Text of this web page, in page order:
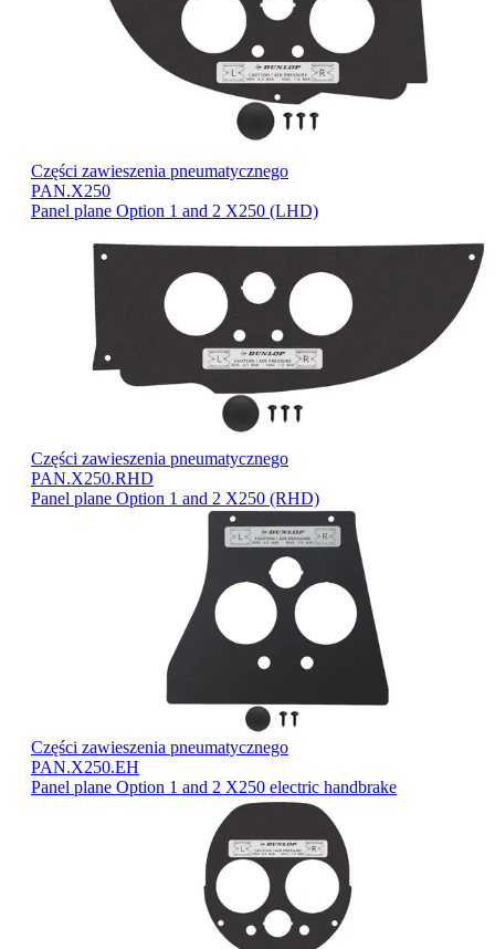
Części zawieszenia pneumatycznego
PAN.X250
Panel plane Option 1 and 2 X250 (LHD)
Części zawieszenia pneumatycznego
PAN.X250.RHD
Panel plane Option 1 and 2 X250 (RHD)
Części zawieszenia pneumatycznego
PAN.X250.EH
Panel plane Option 1 and 2 X250 electric handbrake